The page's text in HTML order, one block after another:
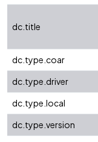
dc.title
dc.type.coar
dc.type.driver
dc.type.local
dc.type.version